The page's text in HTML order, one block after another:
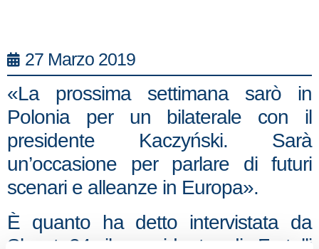
27 Marzo 2019
«La prossima settimana sarò in
Polonia per un bilaterale con il
presidente Kaczyński. Sarà
un’occasione per parlare di futuri
scenari e alleanze in Europa».
È quanto ha detto intervistata da